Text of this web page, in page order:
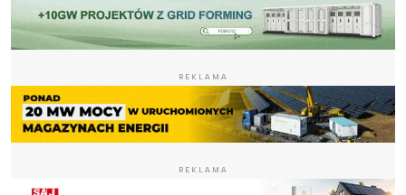
REKLAMA
REKLAMA